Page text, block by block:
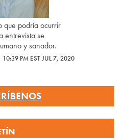
que podría ocurrir
entrevista se
y sanador.
10:39 PM EST JUL 7, 2020